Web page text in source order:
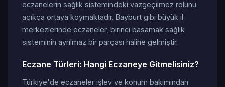
eczanelerin sağlık sistemindeki vazgeçilmez rolünü
açıkça ortaya koymaktadır. Bayburt gibi büyük il
merkezlerinde eczaneler, birinci basamak sağlık
sisteminin ayrılmaz bir parçası haline gelmiştir.
Eczane Türleri: Hangi Eczaneye Gitmelisiniz?
Türkiye'de eczaneler işlev ve konum bakımından